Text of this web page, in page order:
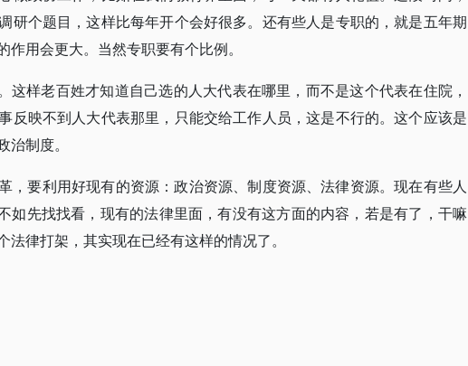
研个题目，这样比每年开个会好很多。还有些人是专职的，就是五年期
用会更大。当然专职要有个比例。
这样老百姓才知道自己选的人大代表在哪里，而不是这个代表在住院，
反映不到人大代表那里，只能交给工作人员，这是不行的。这个应该是
制度。
，要利用好现有的资源：政治资源、制度资源、法律资源。现在有些人
如先找找看，现有的法律里面，有没有这方面的内容，若是有了，干嘛
律打架，其实现在已经有这样的情况了。